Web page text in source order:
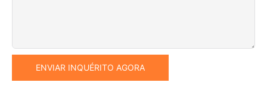
ENVIAR INQUÉRITO AGORA